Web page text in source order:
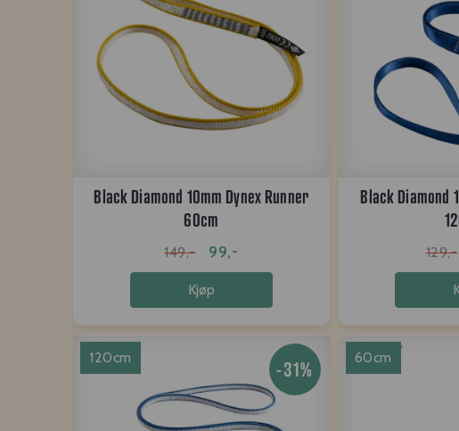
Black Diamond 10mm Dynex Runner
60cm
149,- 99,-
Kjøp
Black Diamond
129,-
120cm -31% 60cm